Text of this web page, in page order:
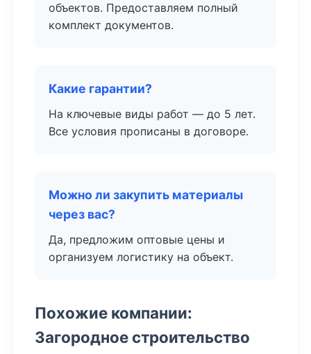
объектов. Предоставляем полный
комплект документов.
Какие гарантии?
На ключевые виды работ — до 5 лет.
Все условия прописаны в договоре.
Можно ли закупить материалы
через вас?
Да, предложим оптовые цены и
организуем логистику на объект.
Похожие компании:
Загородное строительство